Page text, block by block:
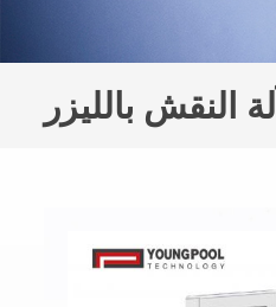
آلة النقش بالليزر